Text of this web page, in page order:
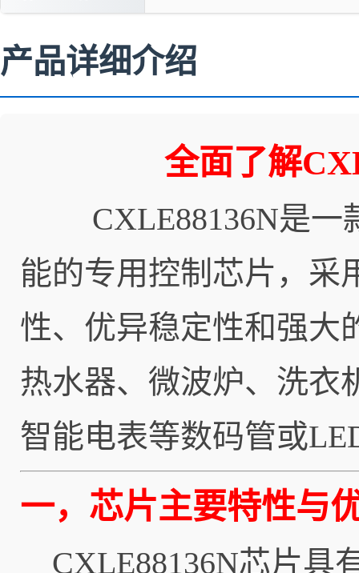
产品详细介绍
全面了解
CXLE88136N是一
能的专用控制芯片，采
性、优异稳定性和强大
热水器、微波炉、洗衣
智能电表等数码管或
一，芯片主要特性与
CXLE88136N芯片具